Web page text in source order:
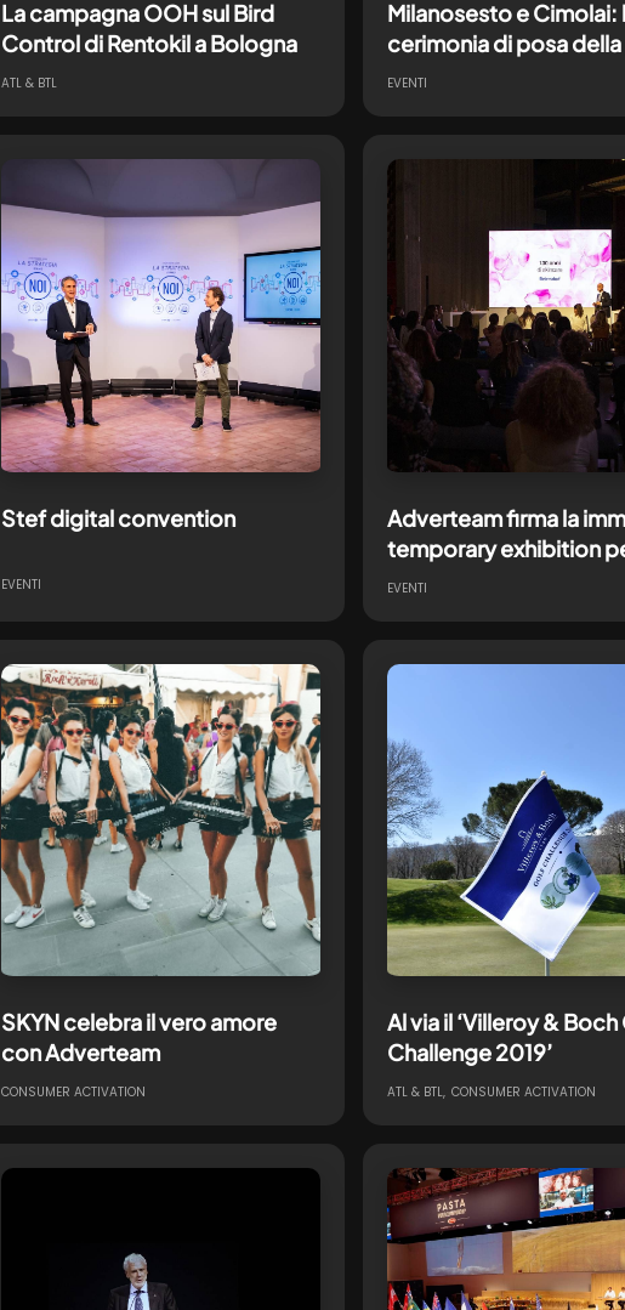
ATL & BTL
La campagna OOH sul Bird
Control di Rentokil a Bologna
EVENTI
Milanosesto e Cimolai:
cerimonia di posa
pietra della nuova
EVENTI
Stef digital convention
EVENTI
Adverteam firma la
temporary exhibition
FLORENA FERMENTED
CONSUMER ACTIVATION
SKYN celebra il vero amore
con Adverteam
ATL & BTL CONSUMER ACTIVATION
Al via il ‘Villeroy &
Challenge 2019’